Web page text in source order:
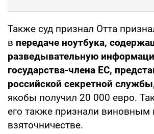
Также суд признал Отта
в передаче ноутбука,
разведывательную
государства-члена ЕС,
российской секретной
якобы получил 20 000 евро.
его также признали виновным
взяточничестве.